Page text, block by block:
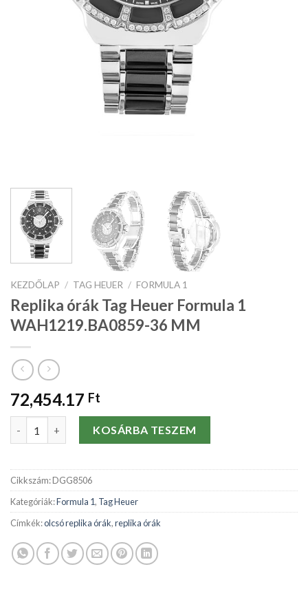
KEZDŐLAP / TAG HEUER / FORMULA 1
Replika órák Tag Heuer Formula 1
WAH1219.BA0859-36 MM
72,454.17 Ft
Replika órák Tag Heuer Formula 1 WAH1219.BA0859-36 MM
KOSÁRBA TESZEM
Cikkszám:DGG8506
Kategóriák:Formula 1, Tag Heuer
Címkék:olcsó replika órák,replika órák